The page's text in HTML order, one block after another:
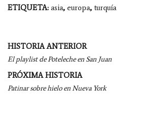
ETIQUETA: asia, europa, turquía
Navegación
por
entradas
HISTORIA ANTERIOR
El playlist de Poteleche en San Juan
PRÓXIMA HISTORIA
Patinar sobre hielo en Nueva York